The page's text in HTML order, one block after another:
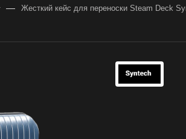
— Жесткий кейс для переноски Steam Deck